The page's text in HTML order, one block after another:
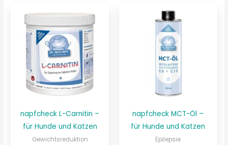
napfcheck L-Carnitin –
für Hunde und Katzen
Gewichtsreduktion
napfcheck MCT-Öl –
für Hunde und Katzen
Epilepsie